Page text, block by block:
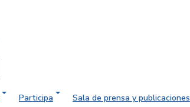
Participa Sala de prensa y publicaciones